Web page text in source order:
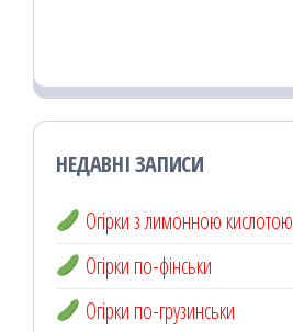
НЕДАВНІ ЗАПИСИ
Огірки з лимонною кислотою
Огірки по-фінськи
Огірки по-грузинськи